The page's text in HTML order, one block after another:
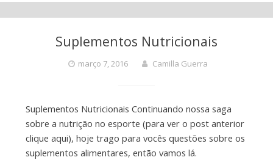
Suplementos Nutricionais
março 7, 2016 Camilla Guerra
Suplementos Nutricionais Continuando nossa saga
sobre a nutrição no esporte (para ver o post anterior
clique aqui), hoje trago para vocês questões sobre os
suplementos alimentares, então vamos lá.